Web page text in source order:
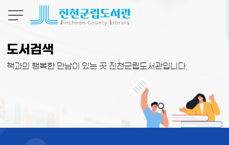
도서검색
책과의 행복한 만남이 있는 곳 진천군립도서관입니다.